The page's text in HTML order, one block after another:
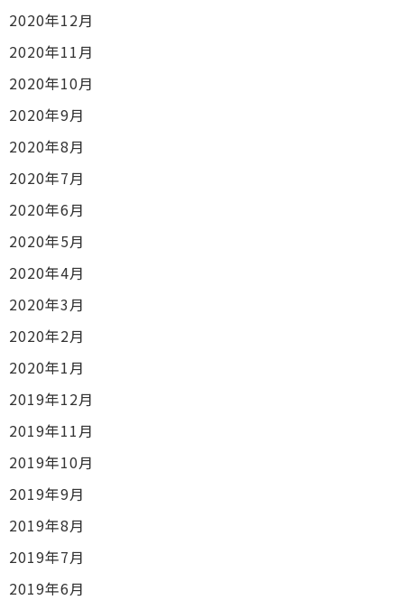
2020年12月
2020年11月
2020年10月
2020年9月
2020年8月
2020年7月
2020年6月
2020年5月
2020年4月
2020年3月
2020年2月
2020年1月
2019年12月
2019年11月
2019年10月
2019年9月
2019年8月
2019年7月
2019年6月